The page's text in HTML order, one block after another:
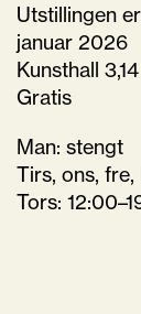
Utstillingen
januar 2026
Kunsthall 3,14
Gratis
Man: stengt
Tirs, ons, fre,
Tors: